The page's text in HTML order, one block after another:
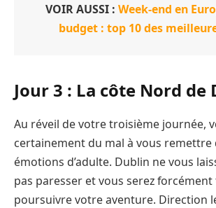
VOIR AUSSI : Week-end en
budget : top 10 des
Jour 3 : La côte Nord de
Au réveil de votre troisième journée,
certainement du mal à vous remettre
émotions d’adulte. Dublin ne vous
pas paresser et vous serez
poursuivre votre aventure. Direction